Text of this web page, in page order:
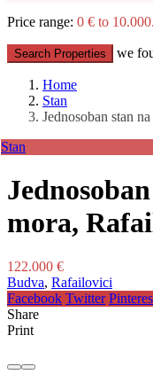
Price range: 0 € to
Search Properties we
Home
Stan
Jednosoban stan
Stan
mora,
122.000 €
Budva, Rafailovici
Facebook Twitter
Share
Print